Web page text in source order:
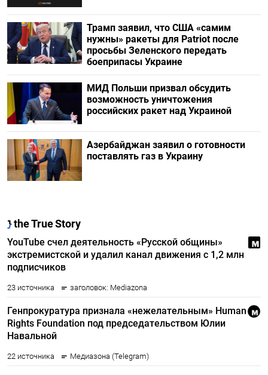
Трамп заявил, что США «самим
нужны» ракеты для Patriot после
просьбы Зеленского передать
боеприпасы Украине
МИД Польши призвал обсудить
возможность уничтожения
российских ракет над Украиной
Азербайджан заявил о готовности
поставлять газ в Украину